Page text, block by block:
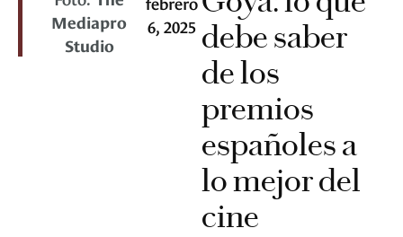
Mediapro
Studio
6, 2025 debe saber
de los
premios
españoles a
lo mejor del
cine